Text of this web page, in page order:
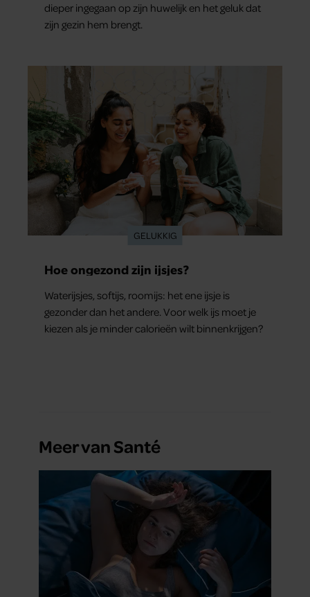
dieper ingegaan op zijn huwelijk en het geluk dat
zijn gezin hem brengt.
GELUKKIG
Hoe ongezond zijn ijsjes?
Waterijsjes, softijs, roomijs: het ene ijsje is
gezonder dan het andere. Voor welk ijs moet je
kiezen als je minder calorieën wilt binnenkrijgen?
Meer van Santé